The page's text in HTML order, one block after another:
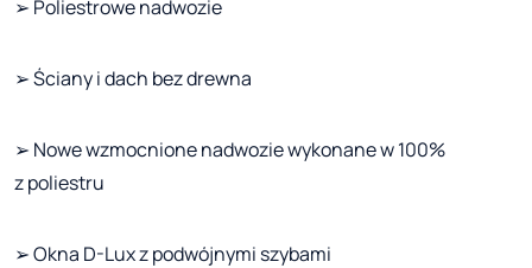
➢ Poliestrowe nadwozie
➢ Ściany i dach bez drewna
➢ Nowe wzmocnione nadwozie wykonane w 100%
z poliestru
➢ Okna D-Lux z podwójnymi szybami